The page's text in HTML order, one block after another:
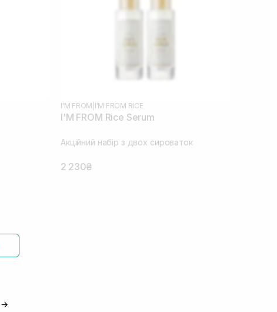
I'M FROM I'M FROM RICE
I'M FROM Rice Serum
Акційний набір з двох сироваток
2 230₴
→